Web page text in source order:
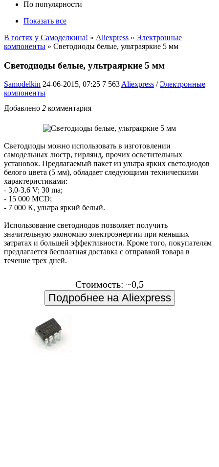
По популярности
Показать все
В гостях у Самоделкина! » Aliexpress » Электронные
компоненты » Светодиоды белые, ультраяркие 5 мм
Светодиоды белые, ультраяркие 5 мм
Samodelkin 24-06-2015, 07:25 7 563Aliexpress /Электронные
компоненты
Добавлено 2 комментария
Светодиоды можно использовать в изготовлении
самодельных люстр, гирлянд, прочих осветительных
установок. Предлагаемый пакет из ультра ярких светодиодов
белого цвета (5 мм), обладает следующими техническими
характеристиками:
- 3,0-3,6 V; 30 ma;
- 15 000 MCD;
- 7 000 К, ультра яркий белый.
Использование светодиодов позволяет получить
значительную экономию электроэнергии при меньших
затратах и большей эффективности. Кроме того, покупателям
предлагается бесплатная доставка с отправкой товара в
течение трех дней.
Стоимость: ~0,5
Подробнее на Aliexpress